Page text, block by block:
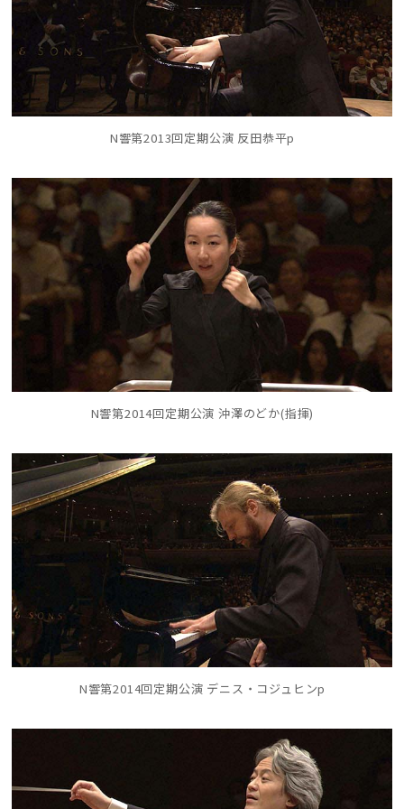
N響第2013回定期公演 反田恭平p
N響第2014回定期公演 沖澤のどか(指揮)
N響第2014回定期公演 デニス・コジュヒンp